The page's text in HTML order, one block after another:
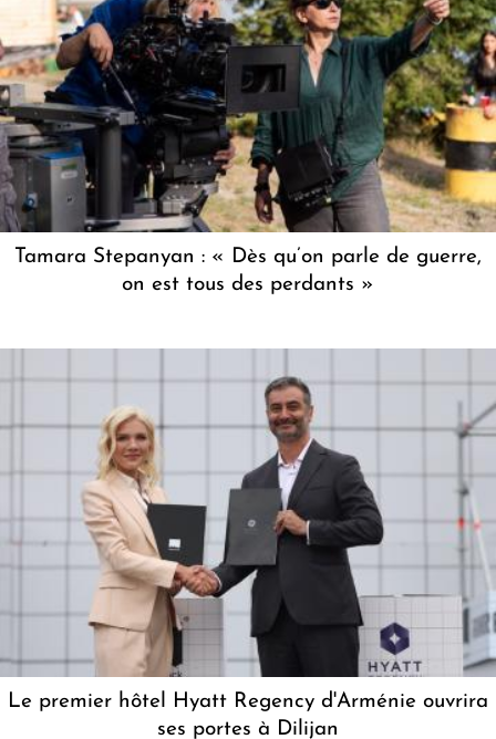
Tamara Stepanyan : « Dès qu’on parle de guerre,
on est tous des perdants »
Le premier hôtel Hyatt Regency d'Arménie ouvrira
ses portes à Dilijan